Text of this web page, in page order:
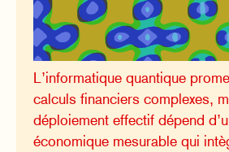
L’informatique quantique
calculs financiers complexes,
déploiement effectif dépend
économique mesurable qui